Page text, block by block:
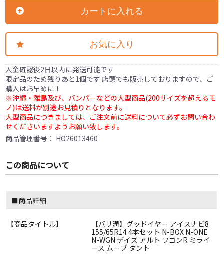
カートに入れる
お気に入り
入金確認後2日以内に発送可能です
限定品のため残りあと1個です 店頭でも販売しておりますので、ご
購入はお早めに！
※沖縄・離島及び、バンパーなどの大型商品(200サイズを超えるモ
ノ)は送料が別途お見積りとなります。
大型商品につきましては、ご注文前に送料について必ずお問い合わ
せくださいますようお願い致します。
商品管理番号： HO26013460
この商品について
■商品詳細
【商品タイトル】
【バリ溝】グッドイヤー アイスナビ8
155/65R14 4本セット N-BOX N-ONE
N-WGN デイズ アルト ワゴンR ミライ
ース ムーブ タント